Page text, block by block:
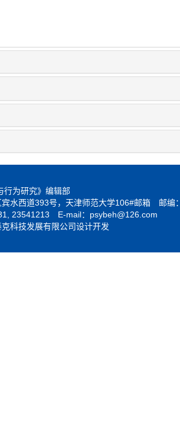
行为研究》编辑部
宾水西道393号，天津师范大学106#邮箱 邮编
23541213 E-mail： psybeh@126.com
科技发展有限公司设计开发